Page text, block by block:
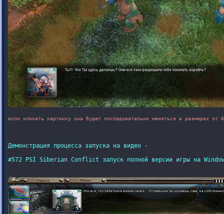
если кликать картинку она будет последовательно меняться в размерах от
Демонстрация процесса запуска на видео -
#572 PSI Siberian Conflict запуск полной версии игры на